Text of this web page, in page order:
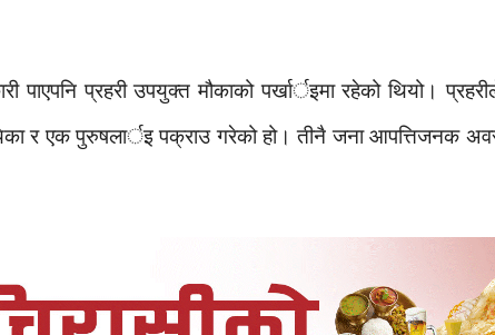
पाएपनि प्रहरी उपयुक्त मौकाको पर्खार्इमा रहेको थियो।
र एक पुरुषलार्इ पक्राउ गरेको हो। तीनै जना आपत्तिजनक